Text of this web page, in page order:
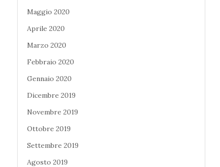
Maggio 2020
Aprile 2020
Marzo 2020
Febbraio 2020
Gennaio 2020
Dicembre 2019
Novembre 2019
Ottobre 2019
Settembre 2019
Agosto 2019